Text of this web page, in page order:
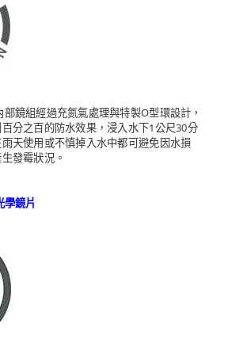
鏡組經過充氮氣處理與特製O型環設計，
分之百的防水效果，浸入水下1公尺30分
天使用或不慎掉入水中都可避免因水損
發霉狀況。
鏡片